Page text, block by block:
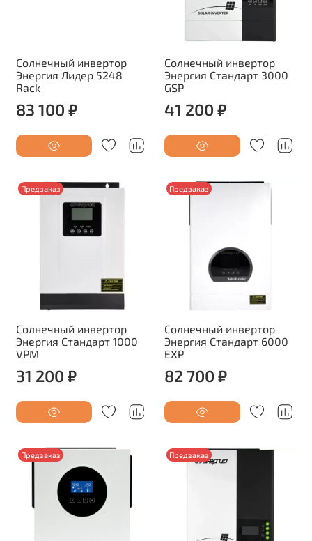
Солнечный инвертор
Энергия Лидер 5248
Rack
83 100 ₽
Солнечный инвертор
Энергия Стандарт 3000
GSP
41 200 ₽
Предзаказ
Солнечный инвертор
Энергия Стандарт 1000
VPM
31 200 ₽
Предзаказ
Солнечный инвертор
Энергия Стандарт 6000
EXP
82 700 ₽
Предзаказ Предзаказ